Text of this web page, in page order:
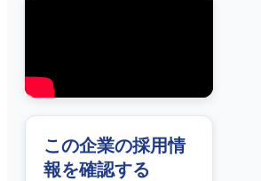
この企業の採用情
報を確認する